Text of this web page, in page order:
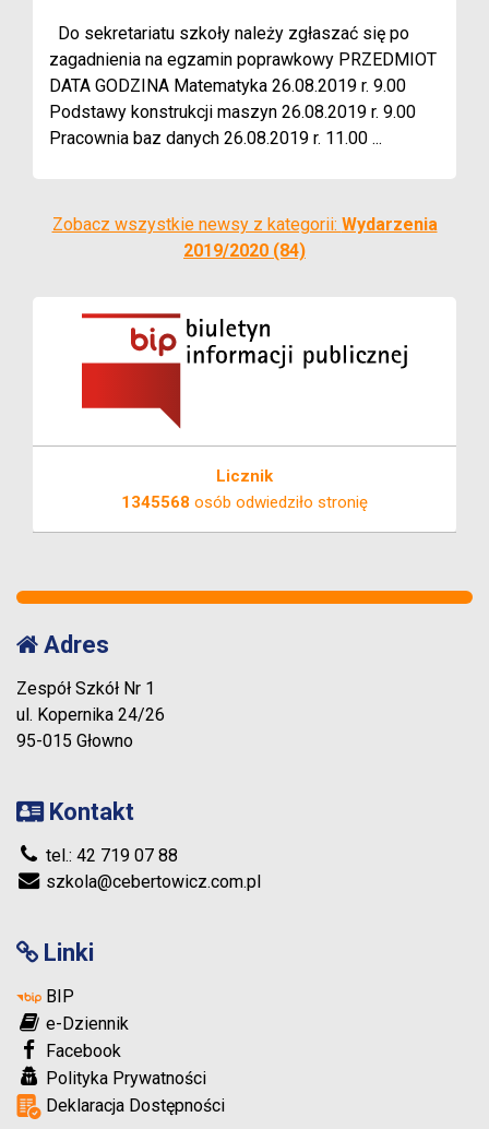
Do sekretariatu szkoły należy zgłaszać się po
zagadnienia na egzamin poprawkowy PRZEDMIOT
DATA GODZINA Matematyka 26.08.2019 r. 9.00
Podstawy konstrukcji maszyn 26.08.2019 r. 9.00
Pracownia baz danych 26.08.2019 r. 11.00 ...
Zobacz wszystkie newsy z kategorii: Wydarzenia
2019/2020 (84)
Licznik
1345568 osób odwiedziło stronię
Adres
Zespół Szkół Nr 1
ul. Kopernika 24/26
95-015 Głowno
Kontakt
tel.: 42 719 07 88
szkola@cebertowicz.com.pl
Linki
BIP
e-Dziennik
Facebook
Polityka Prywatności
Deklaracja Dostępności